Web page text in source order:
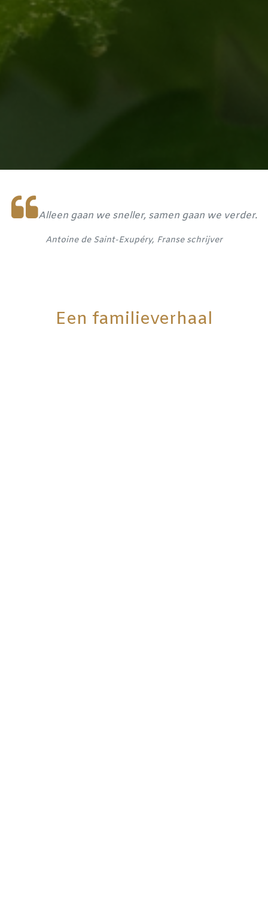
Alleen gaan we sneller, samen gaan we verder.
Antoine de Saint-Exupéry, Franse schrijver
Een familieverhaal